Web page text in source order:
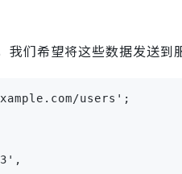
们希望将这些数据发送到
users';